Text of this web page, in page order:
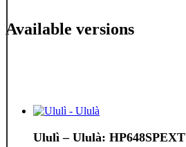
Available versions
Ululì – Ululà: HP648SPEXT